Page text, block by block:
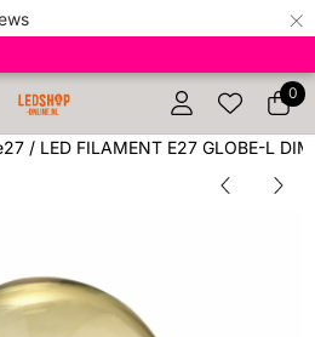
×
Kies instellingen of 0
/ LED FILAMENT E27 GLOBE-L